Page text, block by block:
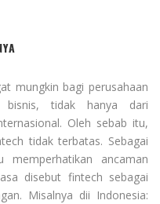
mungkin bagi perusahaan
bisnis, tidak hanya dari
Oleh sebab itu,
tidak terbatas. Sebagai
memperhatikan ancaman
disebut fintech sebagai
Misalnya dii Indonesia: